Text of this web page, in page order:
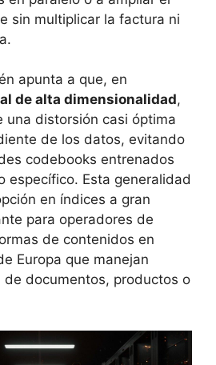
sin multiplicar la factura ni
apunta a que, en
de alta dimensionalidad,
una distorsión casi óptima
de los datos, evitando
codebooks entrenados
específico. Esta generalidad
en índices a gran
para operadores de
de contenidos en
Europa que manejan
de documentos, productos o